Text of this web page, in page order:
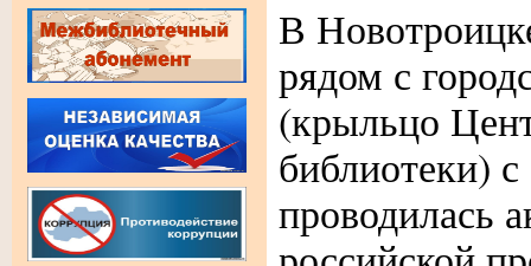
В
рядом с
(крыльцо
библиотеки)
проводилась